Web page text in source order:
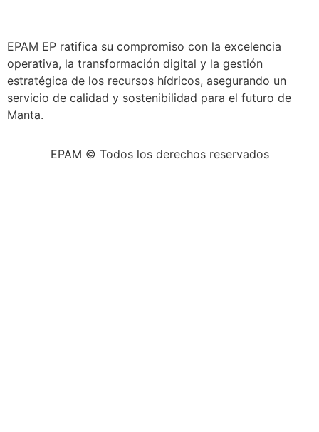
EPAM EP ratifica su compromiso con la excelencia
operativa, la transformación digital y la gestión
estratégica de los recursos hídricos, asegurando un
servicio de calidad y sostenibilidad para el futuro de
Manta.
EPAM © Todos los derechos reservados